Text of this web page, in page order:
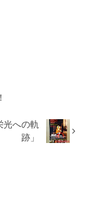
光への軌
跡」